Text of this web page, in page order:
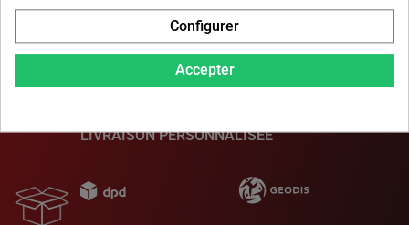
PAIEMENT SÉCURISÉ
LIVRAISON PERSONNALISÉE
Accepter
Configurer